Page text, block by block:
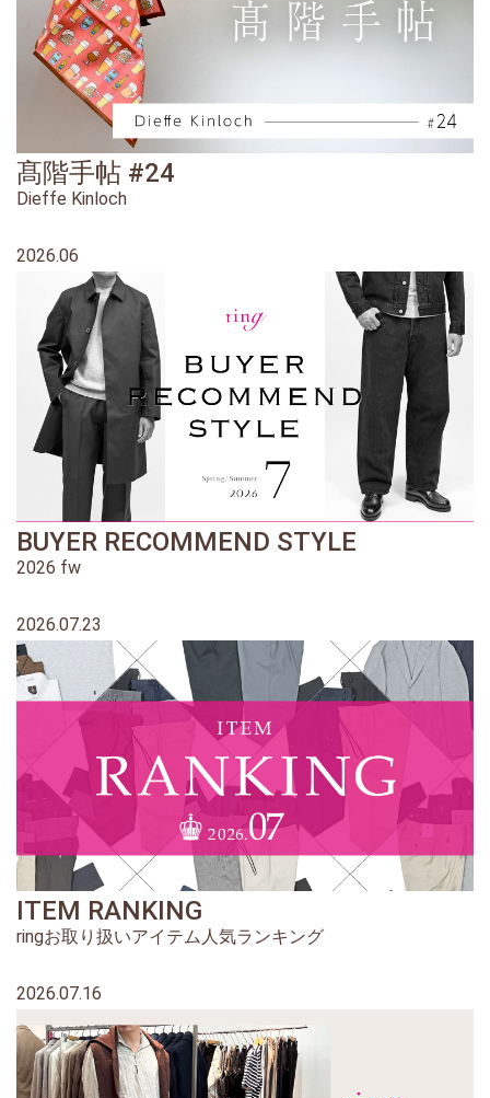
髙階手帖 #24
Dieffe Kinloch
2026.06
BUYER RECOMMEND STYLE
2026 fw
2026.07.23
ITEM RANKING
ringお取り扱いアイテム人気ランキング
2026.07.16